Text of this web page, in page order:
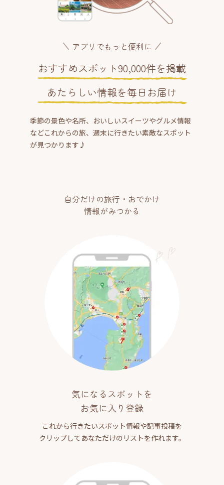
アプリでもっと便利に
おすすめスポット90,000件を掲載
あたらしい情報を毎日お届け
季節の景色や名所、おいしいスイーツやグルメ情報
などこれからの旅、週末に行きたい素敵なスポット
が見つかります♪
自分だけの旅行・おでかけ
情報がみつかる
気になるスポットを
お気に入り登録
これから行きたいスポット情報や記事投稿を
クリップしてあなただけのリストを作れます。